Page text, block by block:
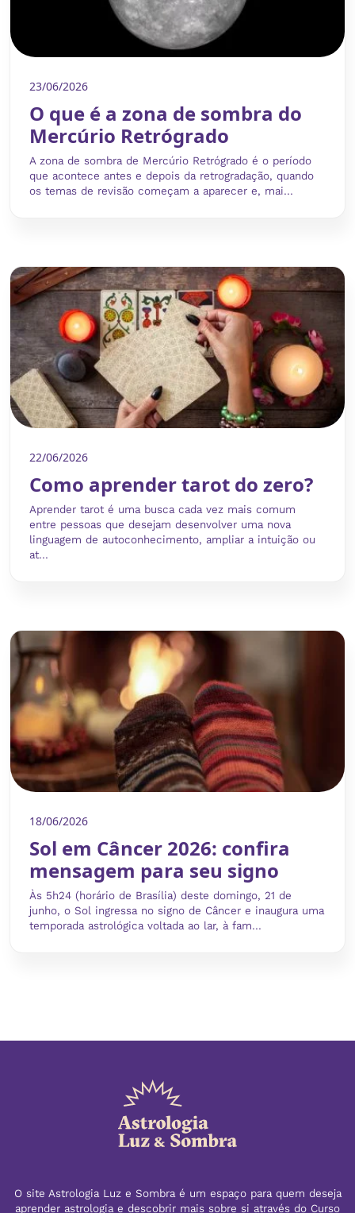
23/06/2026
O que é a zona de sombra do
Mercúrio Retrógrado
A zona de sombra de Mercúrio Retrógrado é o período
que acontece antes e depois da retrogradação, quando
os temas de revisão começam a aparecer e, mai...
22/06/2026
Como aprender tarot do zero?
Aprender tarot é uma busca cada vez mais comum
entre pessoas que desejam desenvolver uma nova
linguagem de autoconhecimento, ampliar a intuição ou
at...
18/06/2026
Sol em Câncer 2026: confira
mensagem para seu signo
Às 5h24 (horário de Brasília) deste domingo, 21 de
junho, o Sol ingressa no signo de Câncer e inaugura uma
temporada astrológica voltada ao lar, à fam...
O site Astrologia Luz e Sombra é um espaço para quem deseja
aprender astrologia e descobrir mais sobre si através do Curso